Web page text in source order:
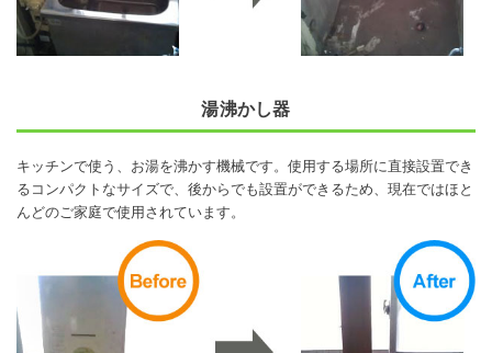
湯沸かし器
キッチンで使う、お湯を沸かす機械です。使用する場所に直接設置でき
るコンパクトなサイズで、後からでも設置ができるため、現在ではほと
んどのご家庭で使用されています。